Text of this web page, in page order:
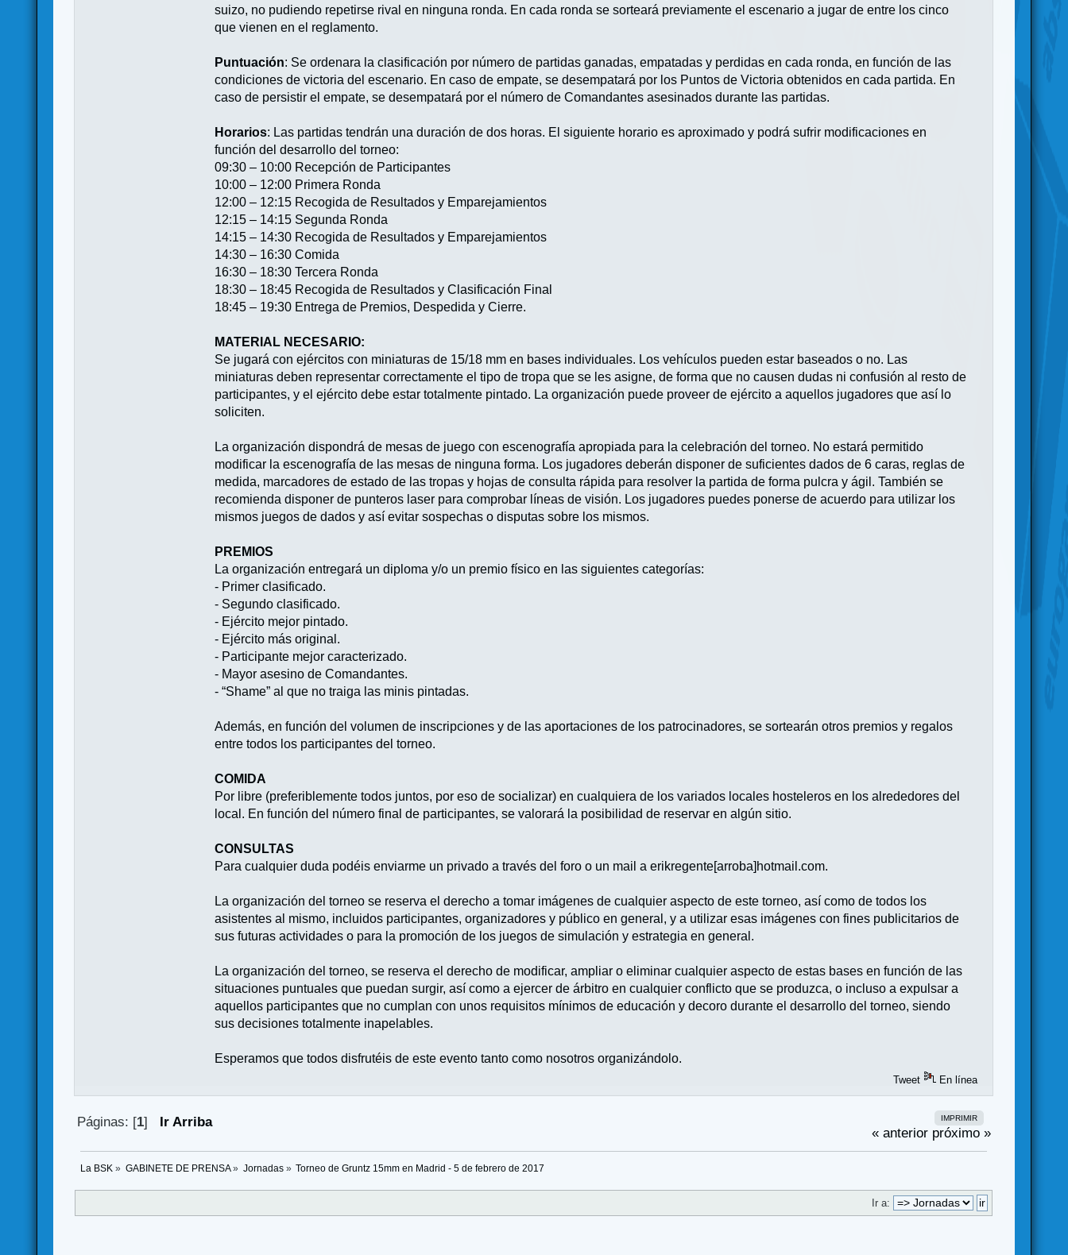
suizo, no pudiendo repetirse rival en ninguna ronda. En cada ronda se sorteará previamente el escenario a jugar de entre los cinco
que vienen en el reglamento.
Puntuación: Se ordenara la clasificación por número de partidas ganadas, empatadas y perdidas en cada ronda, en función de las
condiciones de victoria del escenario. En caso de empate, se desempatará por los Puntos de Victoria obtenidos en cada partida. En
caso de persistir el empate, se desempatará por el número de Comandantes asesinados durante las partidas.
Horarios: Las partidas tendrán una duración de dos horas. El siguiente horario es aproximado y podrá sufrir modificaciones en
función del desarrollo del torneo:
09:30 – 10:00 Recepción de Participantes
10:00 – 12:00 Primera Ronda
12:00 – 12:15 Recogida de Resultados y Emparejamientos
12:15 – 14:15 Segunda Ronda
14:15 – 14:30 Recogida de Resultados y Emparejamientos
14:30 – 16:30 Comida
16:30 – 18:30 Tercera Ronda
18:30 – 18:45 Recogida de Resultados y Clasificación Final
18:45 – 19:30 Entrega de Premios, Despedida y Cierre.
MATERIAL NECESARIO:
Se jugará con ejércitos con miniaturas de 15/18 mm en bases individuales. Los vehículos pueden estar baseados o no. Las
miniaturas deben representar correctamente el tipo de tropa que se les asigne, de forma que no causen dudas ni confusión al resto de
participantes, y el ejército debe estar totalmente pintado. La organización puede proveer de ejército a aquellos jugadores que así lo
soliciten.
La organización dispondrá de mesas de juego con escenografía apropiada para la celebración del torneo. No estará permitido
modificar la escenografía de las mesas de ninguna forma. Los jugadores deberán disponer de suficientes dados de 6 caras, reglas de
medida, marcadores de estado de las tropas y hojas de consulta rápida para resolver la partida de forma pulcra y ágil. También se
recomienda disponer de punteros laser para comprobar líneas de visión. Los jugadores puedes ponerse de acuerdo para utilizar los
mismos juegos de dados y así evitar sospechas o disputas sobre los mismos.
PREMIOS
La organización entregará un diploma y/o un premio físico en las siguientes categorías:
- Primer clasificado.
- Segundo clasificado.
- Ejército mejor pintado.
- Ejército más original.
- Participante mejor caracterizado.
- Mayor asesino de Comandantes.
- “Shame” al que no traiga las minis pintadas.
Además, en función del volumen de inscripciones y de las aportaciones de los patrocinadores, se sortearán otros premios y regalos
entre todos los participantes del torneo.
COMIDA
Por libre (preferiblemente todos juntos, por eso de socializar) en cualquiera de los variados locales hosteleros en los alrededores del
local. En función del número final de participantes, se valorará la posibilidad de reservar en algún sitio.
CONSULTAS
Para cualquier duda podéis enviarme un privado a través del foro o un mail a erikregente[arroba]hotmail.com.
La organización del torneo se reserva el derecho a tomar imágenes de cualquier aspecto de este torneo, así como de todos los
asistentes al mismo, incluidos participantes, organizadores y público en general, y a utilizar esas imágenes con fines publicitarios de
sus futuras actividades o para la promoción de los juegos de simulación y estrategia en general.
La organización del torneo, se reserva el derecho de modificar, ampliar o eliminar cualquier aspecto de estas bases en función de las
situaciones puntuales que puedan surgir, así como a ejercer de árbitro en cualquier conflicto que se produzca, o incluso a expulsar a
aquellos participantes que no cumplan con unos requisitos mínimos de educación y decoro durante el desarrollo del torneo, siendo
sus decisiones totalmente inapelables.
Esperamos que todos disfrutéis de este evento tanto como nosotros organizándolo.
Tweet En línea
IMPRIMIR
Páginas: [1] Ir Arriba
« anterior próximo »
La BSK » GABINETE DE PRENSA» Jornadas» Torneo de Gruntz 15mm en Madrid - 5 de febrero de 2017
Ir a: